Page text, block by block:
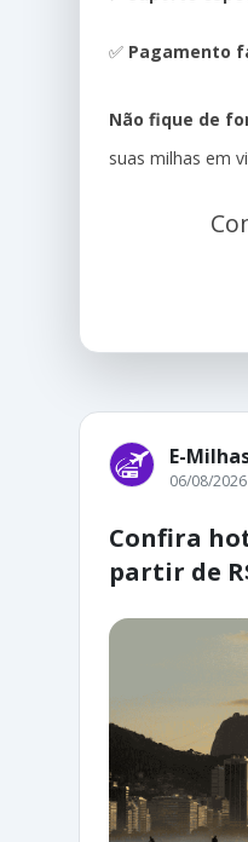
✅ Pagamento
Não fique de
suas milhas em
E-
06/08/2026
Confira
partir de